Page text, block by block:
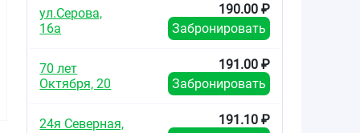
58.10
Амлодипин-Прана
таблетки 5мг №30
от84.70₽
Амлодипин
таблетки 10мг №30
ул.Серова,
16а
190.00 ₽
Забронировать
70 лет
Октября, 20
191.00 ₽
Забронировать
24я Северная,
191.10 ₽